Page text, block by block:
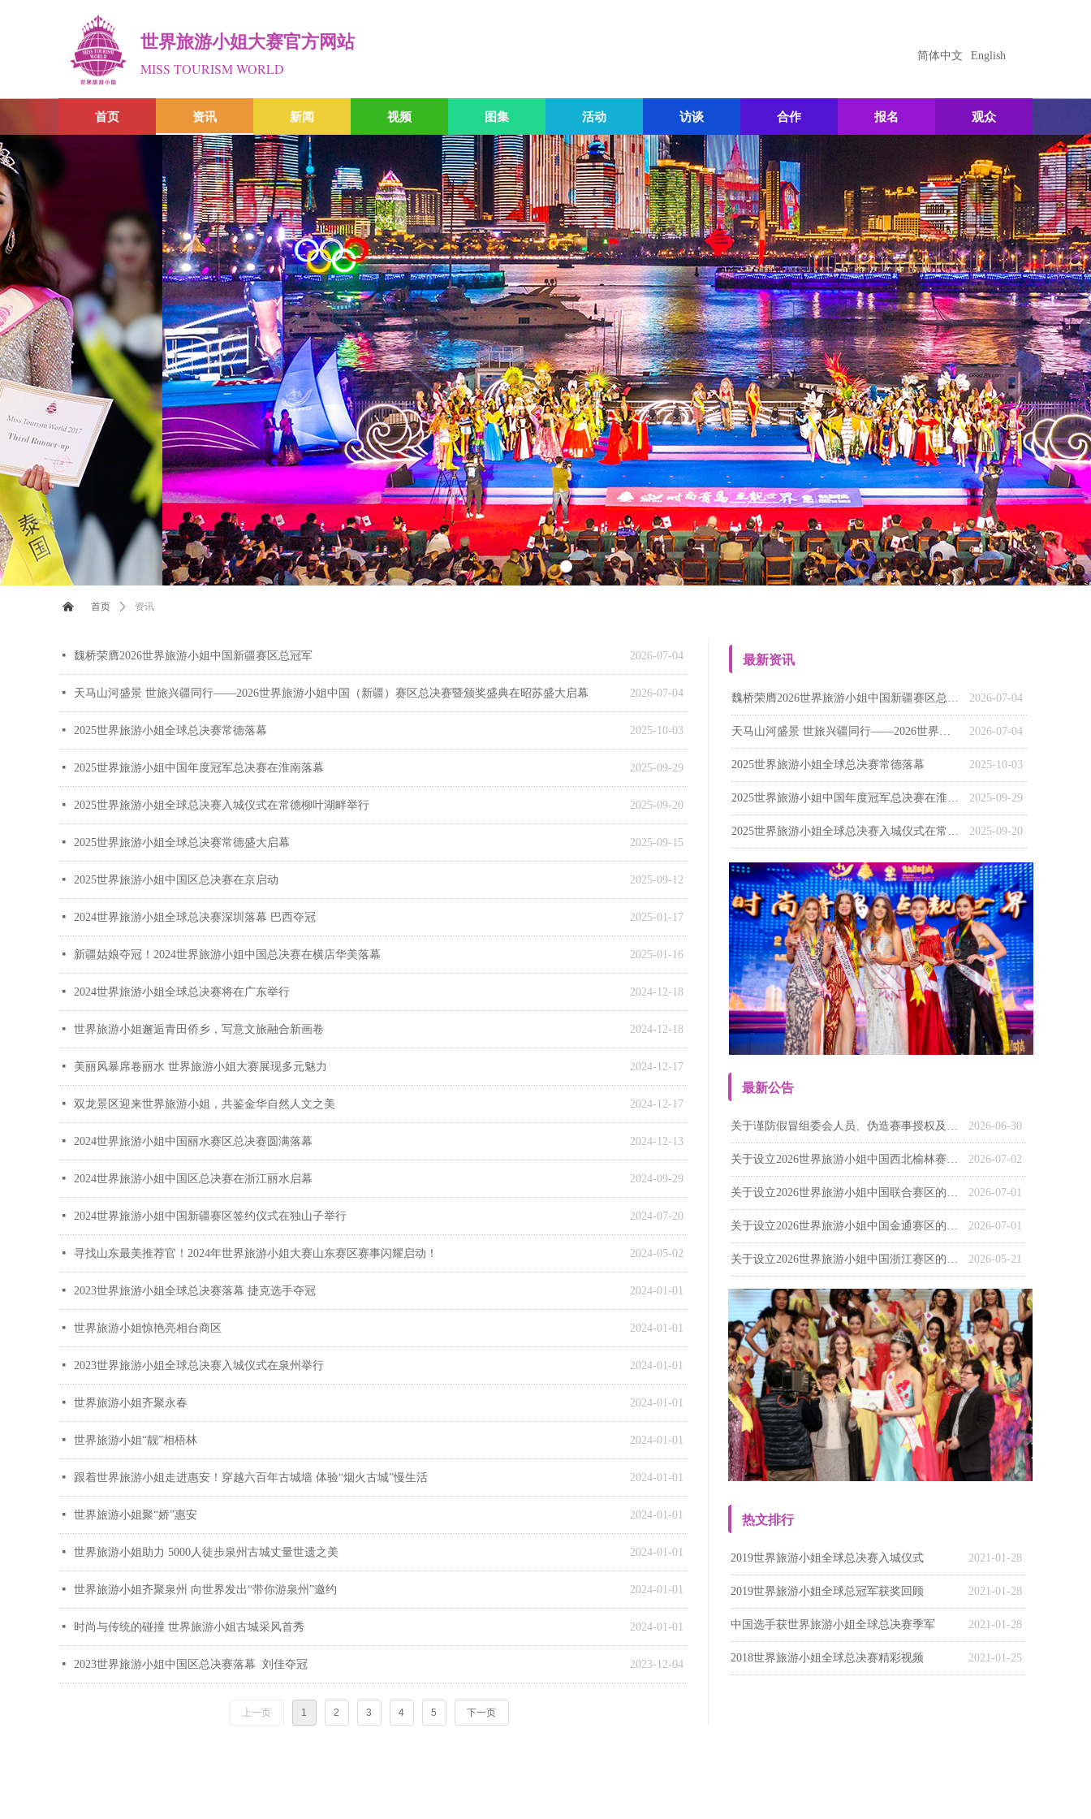
简体中文 English
世界旅游小姐大赛官方网站
MISS TOURISM WORLD
首页 资讯 新闻 视频 图集 活动 访谈 合作 报名 观众
낀 首页 ꄲ 资讯
2026-07-04
넷 魏桥荣膺2026世界旅游小姐中国新疆赛区总冠军
2026-07-04
넷 天马山河盛景 世旅兴疆同行——2026世界旅游小姐中国（新疆）赛区总决赛暨颁奖盛典在昭苏盛大启幕
2025-10-03
넷 2025世界旅游小姐全球总决赛常德落幕
2025-09-29
넷 ‌2025世界旅游小姐中国年度冠军总决赛在淮南落幕‌
2025-09-20
넷 2025世界旅游小姐全球总决赛入城仪式在常德柳叶湖畔举行
2025-09-15
넷 2025世界旅游小姐全球总决赛常德盛大启幕
2025-09-12
넷 2025世界旅游小姐中国区总决赛在京启动
2025-01-17
넷 2024世界旅游小姐全球总决赛深圳落幕 巴西夺冠
2025-01-16
넷 新疆姑娘夺冠！2024世界旅游小姐中国总决赛在横店华美落幕
2024-12-18
넷 2024世界旅游小姐全球总决赛将在广东举行
2024-12-18
넷 世界旅游小姐邂逅青田侨乡，写意文旅融合新画卷
2024-12-17
넷 美丽风暴席卷丽水 世界旅游小姐大赛展现多元魅力
2024-12-17
넷 双龙景区迎来世界旅游小姐，共鉴金华自然人文之美
2024-12-13
넷 2024世界旅游小姐中国丽水赛区总决赛圆满落幕
2024-09-29
넷 2024世界旅游小姐中国区总决赛在浙江丽水启幕
2024-07-20
넷 2024世界旅游小姐中国新疆赛区签约仪式在独山子举行
2024-05-02
넷 寻找山东最美推荐官！2024年世界旅游小姐大赛山东赛区赛事闪耀启动！
2024-01-01
넷 2023世界旅游小姐全球总决赛落幕 捷克选手夺冠
2024-01-01
넷 世界旅游小姐惊艳亮相台商区
2024-01-01
넷 2023世界旅游小姐全球总决赛入城仪式在泉州举行
2024-01-01
넷 世界旅游小姐齐聚永春
2024-01-01
넷 世界旅游小姐“靓”相梧林
2024-01-01
넷 跟着世界旅游小姐走进惠安！穿越六百年古城墙 体验“烟火古城”慢生活
2024-01-01
넷 世界旅游小姐聚“娇”惠安
2024-01-01
넷 世界旅游小姐助力 5000人徒步泉州古城丈量世遗之美
2024-01-01
넷 世界旅游小姐齐聚泉州 向世界发出“带你游泉州”邀约
2024-01-01
넷 时尚与传统的碰撞 世界旅游小姐古城采风首秀
2023-12-04
넷 2023世界旅游小姐中国区总决赛落幕 刘佳夺冠
上一页 1 2 3 4 5 下一页
最新公告
2026-06-30
关于谨防假冒组委会人员、伪造赛事授权及虚假选手身份的严正声明
2026-07-02
关于设立2026世界旅游小姐中国西北榆林赛区的 通知
2026-07-01
关于设立2026世界旅游小姐中国联合赛区的通知
2026-07-01
关于设立2026世界旅游小姐中国金通赛区的通知
2026-05-21
关于设立2026世界旅游小姐中国浙江赛区的通知
最新资讯
2026-07-04
魏桥荣膺2026世界旅游小姐中国新疆赛区总冠军
2026-07-04
天马山河盛景 世旅兴疆同行——2026世界旅游小姐中国（新疆）赛区总决赛暨颁奖盛典在昭苏盛大启幕
2025-10-03
2025世界旅游小姐全球总决赛常德落幕
2025-09-29
‌2025世界旅游小姐中国年度冠军总决赛在淮南落幕‌
2025-09-20
2025世界旅游小姐全球总决赛入城仪式在常德柳叶湖畔举行
热文排行
2021-01-28
2019世界旅游小姐全球总决赛入城仪式
2021-01-28
2019世界旅游小姐全球总冠军获奖回顾
2021-01-28
中国选手获世界旅游小姐全球总决赛季军
2021-01-25
2018世界旅游小姐全球总决赛精彩视频